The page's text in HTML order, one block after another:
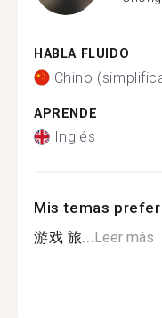
HABLA FLUIDO
Chino
APRENDE
Inglés
Mis temas
游戏 旅...Leer más